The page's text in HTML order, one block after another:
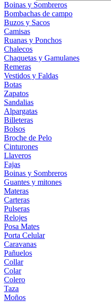
Boinas y Sombreros
Bombachas de campo
Buzos y Sacos
Camisas
Ruanas y Ponchos
Chalecos
Chaquetas y Gamulanes
Remeras
Vestidos y Faldas
Botas
Zapatos
Sandalias
Alpargatas
Billeteras
Bolsos
Broche de Pelo
Cinturones
Llaveros
Fajas
Boinas y Sombreros
Guantes y mitones
Materas
Carteras
Pulseras
Relojes
Posa Mates
Porta Celular
Caravanas
Pañuelos
Collar
Colar
Colero
Taza
Moños